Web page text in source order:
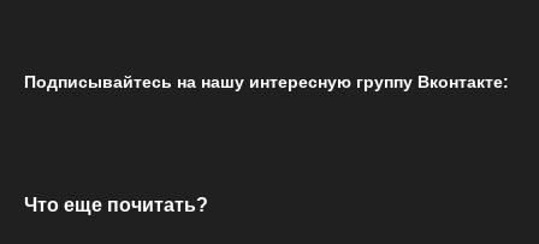
Подписывайтесь на нашу интересную группу Вконтакте:
Что еще почитать?